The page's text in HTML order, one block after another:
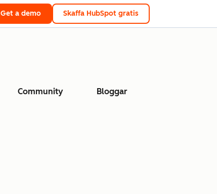
Get a demo Skaffa HubSpot gratis
Community Bloggar